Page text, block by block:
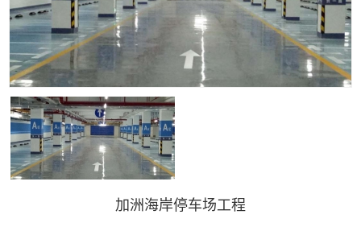
加洲海岸停车场工程